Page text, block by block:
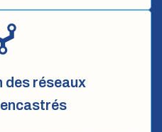
des réseaux